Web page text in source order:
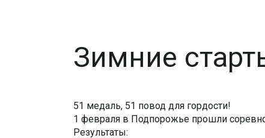
Зимние
51 медаль, 51 повод для гордости!
1 февраля в Подпорожье прошли
Результаты: